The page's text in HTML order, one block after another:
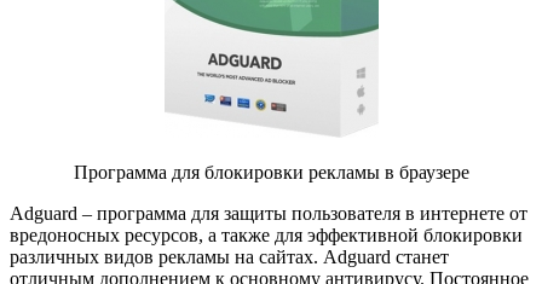
Программа для блокировки рекламы в браузере
Adguard – программа для защиты пользователя в интернете от
вредоносных ресурсов, а также для эффективной блокировки
различных видов рекламы на сайтах. Adguard станет
отличным дополнением к основному антивирусу. Постоянное